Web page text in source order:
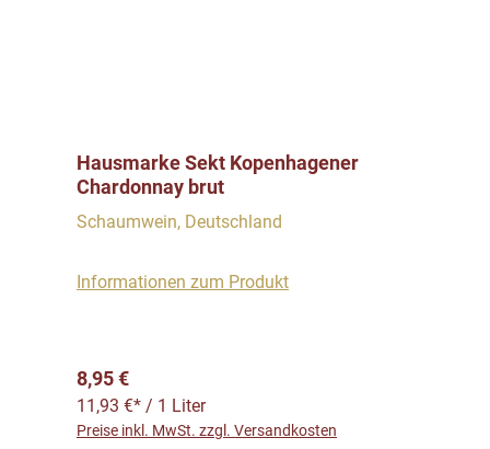
Hausmarke Sekt Kopenhagener
Chardonnay brut
Schaumwein, Deutschland
Informationen zum Produkt
Regulärer Preis:
8,95 €
11,93 €* / 1 Liter
Preise inkl. MwSt. zzgl. Versandkosten